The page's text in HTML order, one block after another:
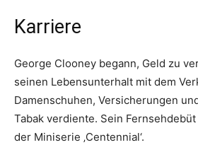
Karriere
George Clooney begann, Geld zu
seinen Lebensunterhalt mit dem
Damenschuhen, Versicherungen
Tabak verdiente. Sein
der Miniserie ‚Centennial‘.